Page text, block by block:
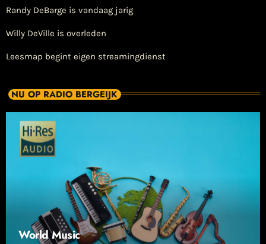
Randy DeBarge is vandaag jarig
Willy DeVille is overleden
Leesmap begint eigen streamingdienst
NU OP RADIO BERGEIJK
World Music